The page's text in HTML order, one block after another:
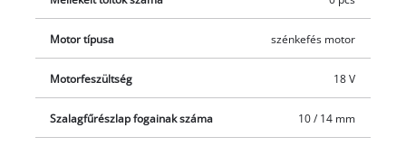
nélkül. Ezeket külön – például egy praktikus kezdőcsomag
formájában – vásárolhatja meg.
Motor típusa szénkefés motor
Motorfeszültség 18 V
Szalagfűrészlap fogainak száma 10 / 14 mm